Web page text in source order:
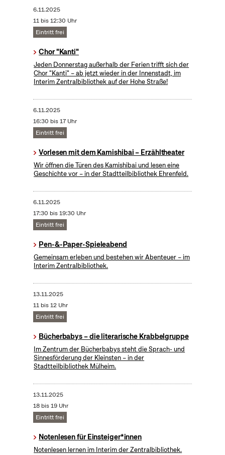
6.11.2025
11 bis 12:30 Uhr
Eintritt frei
Chor "Kanti"
Jeden Donnerstag außerhalb der Ferien trifft sich der
Chor "Kanti" – ab jetzt wieder in der Innenstadt, im
Interim Zentralbibliothek auf der Hohe Straße!
6.11.2025
16:30 bis 17 Uhr
Eintritt frei
Vorlesen mit dem Kamishibai – Erzähltheater
Wir öffnen die Türen des Kamishibai und lesen eine
Geschichte vor – in der Stadtteilbibliothek Ehrenfeld.
6.11.2025
17:30 bis 19:30 Uhr
Eintritt frei
Pen-&-Paper-Spieleabend
Gemeinsam erleben und bestehen wir Abenteuer – im
Interim Zentralbibliothek.
13.11.2025
11 bis 12 Uhr
Eintritt frei
Bücherbabys – die literarische Krabbelgruppe
Im Zentrum der Bücherbabys steht die Sprach- und
Sinnesförderung der Kleinsten – in der
Stadtteilbibliothek Mülheim.
13.11.2025
18 bis 19 Uhr
Eintritt frei
Notenlesen für Einsteiger*innen
Notenlesen lernen im Interim der Zentralbibliothek.